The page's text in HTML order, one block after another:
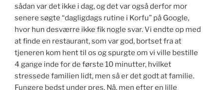
sådan var det ikke i dag, og det var også derfor mor
senere søgte “dagligdags rutine i Korfu” på Google,
hvor hun desværre ikke fik nogle svar. Vi endte op med
at finde en restaurant, som var god, bortset fra at
tjeneren kom hent til os og spurgte om vi ville bestille
4 gange inde for de første 10 minutter, hvilket
stressede familien lidt, men så er det godt at familie.
Fungere bedst under pres. Nå, men efter en lille